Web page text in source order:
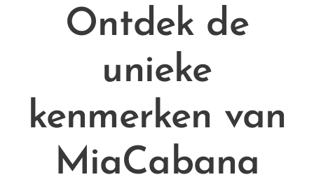
Ontdek de
unieke
kenmerken van
MiaCabana